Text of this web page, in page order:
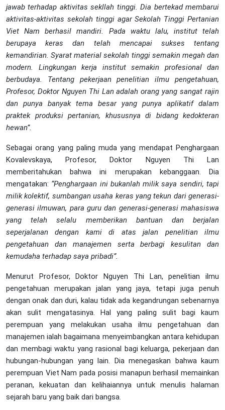
jawab terhadap aktivitas sekllah tinggi. Dia bertekad membarui
aktivitas-aktivitas sekolah tinggi agar Sekolah Tinggi Pertanian
Viet Nam berhasil mandiri. Pada waktu lalu, institut telah
berupaya keras dan telah mencapai sukses tentang
kemandirian. Syarat material sekolah tinggi semakin megah dan
modern. Lingkungan kerja institut semakin profesional dan
berbudaya. Tentang pekerjaan penelitian ilmu pengetahuan,
Profesor, Doktor Nguyen Thi Lan adalah orang yang sangat rajin
dan punya banyak tema besar yang punya aplikatif dalam
praktek produksi pertanian, khususnya di bidang kedokteran
hewan”.
Sebagai orang yang paling muda yang mendapat Penghargaan
Kovalevskaya, Profesor, Doktor Nguyen Thi Lan
memberitahukan bahwa ini merupakan kebanggaan. Dia
mengatakan: “Penghargaan ini bukanlah milik saya sendiri, tapi
milik kolektif, sumbangan usaha keras yang tekun dari generasi-
generasi ilmuwan, para guru dan generasi-generasi mahasiswa
yang telah selalu memberikan bantuan dan berjalan
seperjalanan dengan kami di atas jalan penelitian ilmu
pengetahuan dan manajemen serta berbagi kesulitan dan
kemudaha terhadap saya pribadi”.
Menurut Profesor, Doktor Nguyen Thi Lan, penelitian ilmu
pengetahuan merupakan jalan yang jaya, tetapi juga penuh
dengan onak dan duri, kalau tidak ada kegandrungan sebenarnya
akan sulit mengatasinya. Hal yang paling sulit bagi kaum
perempuan yang melakukan usaha ilmu pengetahuan dan
manajemen ialah bagaimana menyeimbangkan antara kehidupan
dan membagi waktu yang rasional bagi keluarga, pekerjaan dan
hubungan-hubungan yang lain. Dia menegaskan bahwa kaum
perempuan Viet Nam pada posisi manapun berhasil memainkan
peranan, kekuatan dan kelihaiannya untuk menulis halaman
sejarah baru yang baik dari bangsa.